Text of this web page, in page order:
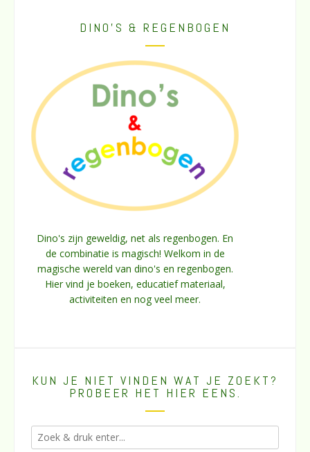
DINO’S & REGENBOGEN
Dino's zijn geweldig, net als regenbogen. En
de combinatie is magisch! Welkom in de
magische wereld van dino's en regenbogen.
Hier vind je boeken, educatief materiaal,
activiteiten en nog veel meer.
KUN JE NIET VINDEN WAT JE ZOEKT?
PROBEER HET HIER EENS.